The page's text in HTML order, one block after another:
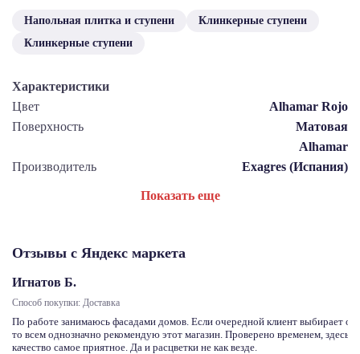
Напольная плитка и ступени
Клинкерные ступени
Клинкерные ступени
Характеристики
Цвет
Alhamar Rojo
Поверхность
Матовая
Alhamar
Производитель
Exagres (Испания)
Показать еще
Отзывы с Яндекс маркета
Игнатов Б.
Способ покупки: Доставка
По работе занимаюсь фасадами домов. Если очередной клиент выбирает
то всем однозначно рекомендую этот магазин. Проверено временем, здесь
качество самое приятное. Да и расцветки не как везде.